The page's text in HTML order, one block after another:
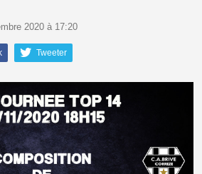
2020 à 17:20
Tweeter